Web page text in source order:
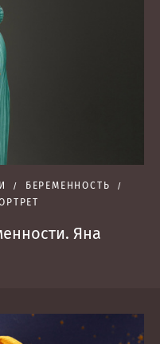
БЕРЕМЕННОСТЬ
Яна